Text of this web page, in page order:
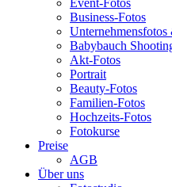
Event-Fotos
Business-Fotos
Babybauch
Akt-Fotos
Portrait
Beauty-Fotos
Familien-Fotos
Hochzeits-Fotos
Fotokurse
Preise
AGB
Über uns